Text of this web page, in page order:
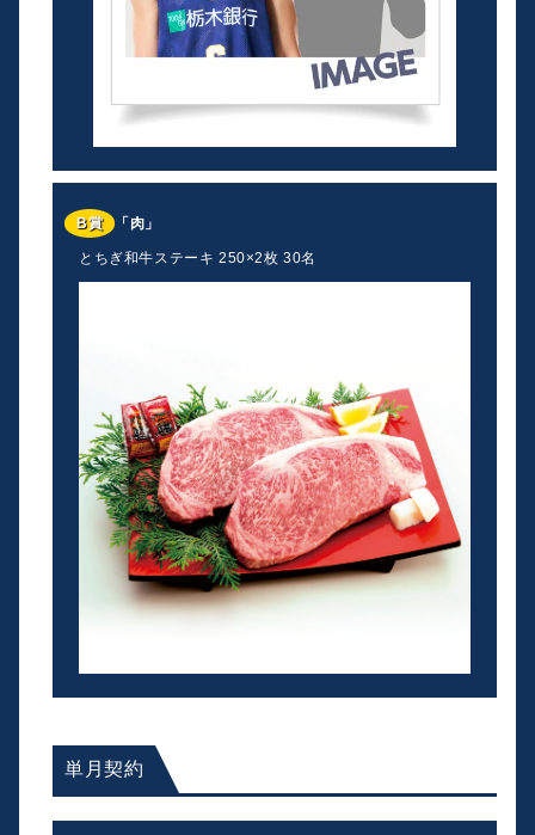
B賞 「肉」
とちぎ和牛ステーキ 250×2枚 30名
単月契約